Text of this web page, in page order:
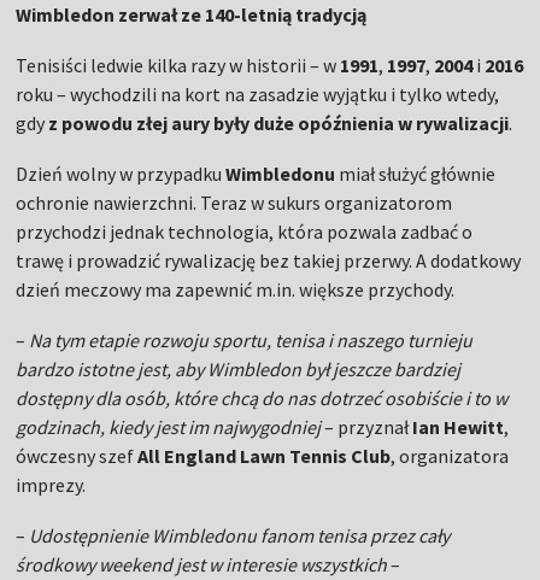
Wimbledon zerwał ze 140-letnią tradycją
Tenisiści ledwie kilka razy w historii – w 1991, 1997, 2004i 2016
roku – wychodzili na kort na zasadzie wyjątku i tylko wtedy,
gdy z powodu złej aury były duże opóźnienia w rywalizacji.
Dzień wolny w przypadkuWimbledonu miał służyć głównie
ochronie nawierzchni. Teraz w sukurs organizatorom
przychodzi jednak technologia, która pozwala zadbać o
trawę i prowadzić rywalizację bez takiej przerwy. A dodatkowy
dzień meczowy ma zapewnić m.in. większe przychody.
– Na tym etapie rozwoju sportu, tenisa i naszego turnieju
bardzo istotne jest, aby Wimbledon był jeszcze bardziej
dostępny dla osób, które chcą do nas dotrzeć osobiście i to w
godzinach, kiedy jest im najwygodniej– przyznałIan Hewitt,
ówczesny szefAll England Lawn Tennis Club, organizatora
imprezy.
– Udostępnienie Wimbledonu fanom tenisa przez cały
środkowy weekend jest w interesie wszystkich–